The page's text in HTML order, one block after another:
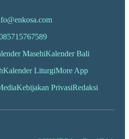
MasehiKalender Bali
Kalender LiturgiMore App
Kebijakan PrivasiRedaksi